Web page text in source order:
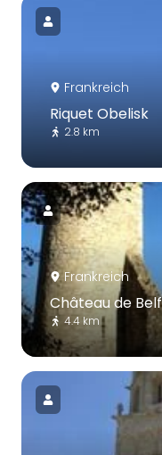
Frankreich
Riquet Obelisk
2.8 km
Frankreich
Château de
4.4 km